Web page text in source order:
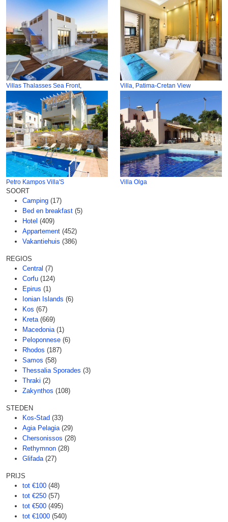
Villas Thalasses Sea Front, Villa, Patima-Cretan View
Petro Kampos Villa'S Villa Olga
SOORT
Camping (17)
Bed en breakfast (5)
Hotel (409)
Appartement (452)
Vakantiehuis (386)
REGIOS
Central (7)
Corfu (124)
Epirus (1)
Ionian Islands (6)
Kos (67)
Kreta (669)
Macedonia (1)
Peloponnese (6)
Rhodos (187)
Samos (58)
Thessalia Sporades (3)
Thraki (2)
Zakynthos (108)
STEDEN
Kos-Stad (33)
Agia Pelagia (29)
Chersonissos (28)
Rethymnon (28)
Glifada (27)
PRIJS
tot €100 (48)
tot €250 (57)
tot €500 (495)
tot €1000 (540)